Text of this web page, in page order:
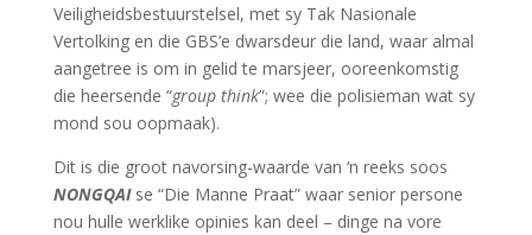
Veiligheidsbestuurstelsel, met sy Tak Nasionale
Vertolking en die GBS’e dwarsdeur die land, waar almal
aangetree is om in gelid te marsjeer, ooreenkomstig
die heersende “group think”; wee die polisieman wat sy
mond sou oopmaak).
Dit is die groot navorsing-waarde van ‘n reeks soos
NONGQAI se “Die Manne Praat” waar senior persone
nou hulle werklike opinies kan deel – dinge na vore